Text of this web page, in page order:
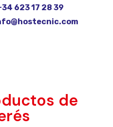
623 17 28 39
de